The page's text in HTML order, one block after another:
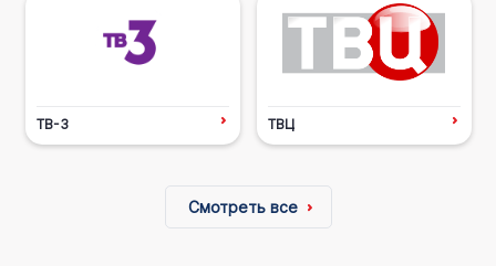
ТВ-3 ТВЦ
Смотреть все